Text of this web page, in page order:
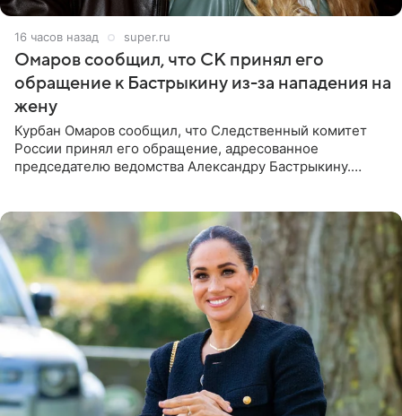
16 часов назад super.ru
Омаров сообщил, что СК принял его
обращение к Бастрыкину из-за нападения на
жену
Курбан Омаров сообщил, что Следственный комитет
России принял его обращение, адресованное
председателю ведомства Александру Бастрыкину.